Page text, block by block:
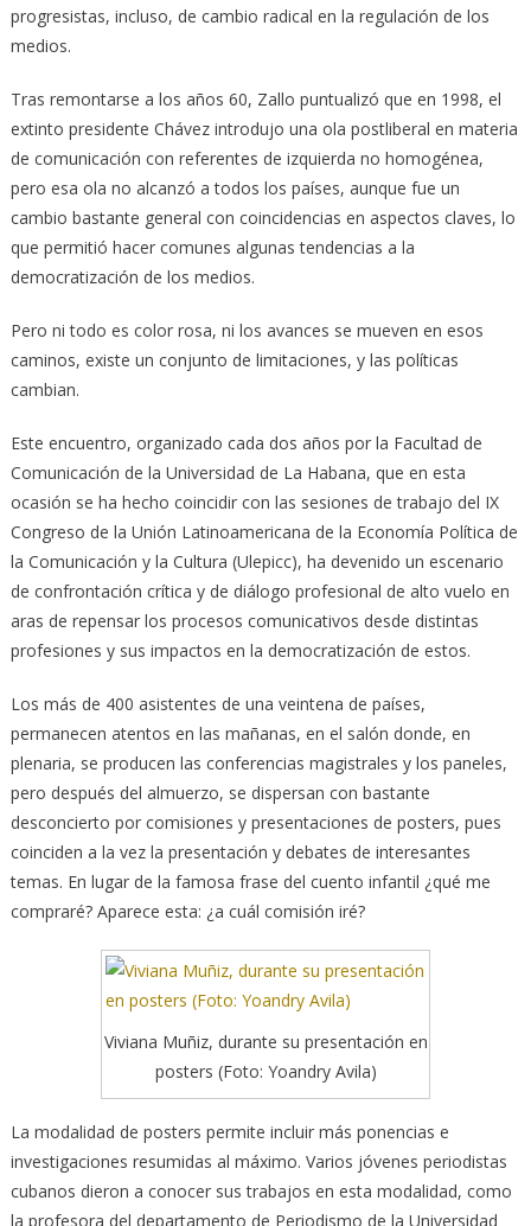
progresistas, incluso, de cambio radical en la regulación de los
medios.
Tras remontarse a los años 60, Zallo puntualizó que en 1998, el
extinto presidente Chávez introdujo una ola postliberal en materia
de comunicación con referentes de izquierda no homogénea,
pero esa ola no alcanzó a todos los países, aunque fue un
cambio bastante general con coincidencias en aspectos claves, lo
que permitió hacer comunes algunas tendencias a la
democratización de los medios.
Pero ni todo es color rosa, ni los avances se mueven en esos
caminos, existe un conjunto de limitaciones, y las políticas
cambian.
Este encuentro, organizado cada dos años por la Facultad de
Comunicación de la Universidad de La Habana, que en esta
ocasión se ha hecho coincidir con las sesiones de trabajo del IX
Congreso de la Unión Latinoamericana de la Economía Política de
la Comunicación y la Cultura (Ulepicc), ha devenido un escenario
de confrontación crítica y de diálogo profesional de alto vuelo en
aras de repensar los procesos comunicativos desde distintas
profesiones y sus impactos en la democratización de estos.
Los más de 400 asistentes de una veintena de países,
permanecen atentos en las mañanas, en el salón donde, en
plenaria, se producen las conferencias magistrales y los paneles,
pero después del almuerzo, se dispersan con bastante
desconcierto por comisiones y presentaciones de posters, pues
coinciden a la vez la presentación y debates de interesantes
temas. En lugar de la famosa frase del cuento infantil ¿qué me
compraré? Aparece esta: ¿a cuál comisión iré?
Viviana Muñiz, durante su presentación en
posters (Foto: Yoandry Avila)
La modalidad de posters permite incluir más ponencias e
investigaciones resumidas al máximo. Varios jóvenes periodistas
cubanos dieron a conocer sus trabajos en esta modalidad, como
la profesora del departamento de Periodismo de la Universidad